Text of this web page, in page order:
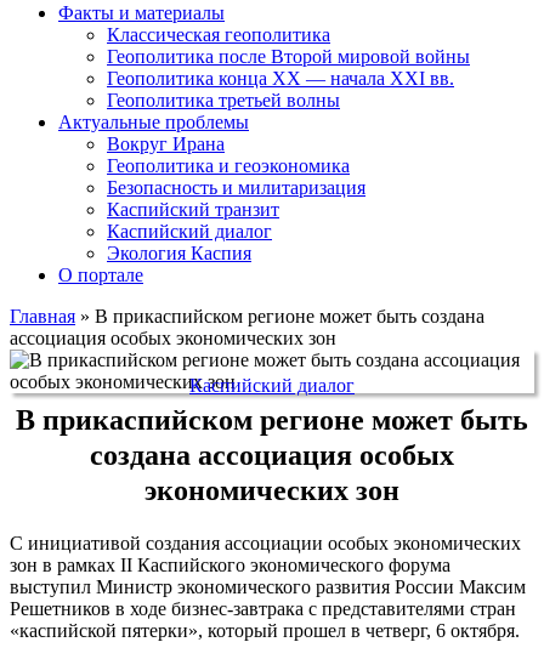
Факты и материалы
Классическая геополитика
Геополитика после Второй мировой войны
Геополитика конца XX — начала XXI вв.
Геополитика третьей волны
Актуальные проблемы
Вокруг Ирана
Геополитика и геоэкономика
Безопасность и милитаризация
Каспийский транзит
Каспийский диалог
Экология Каспия
О портале
Главная » В прикаспийском регионе может быть создана
ассоциация особых экономических зон
Каспийский диалог
В прикаспийском регионе может быть
создана ассоциация особых
экономических зон
С инициативой создания ассоциации особых экономических
зон в рамках II Каспийского экономического форума
выступил Министр экономического развития России Максим
Решетников в ходе бизнес-завтрака с представителями стран
«каспийской пятерки», который прошел в четверг, 6 октября.